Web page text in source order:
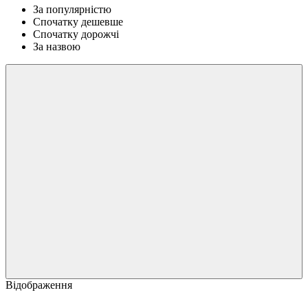
За популярністю
Спочатку дешевше
Спочатку дорожчі
За назвою
Відображення